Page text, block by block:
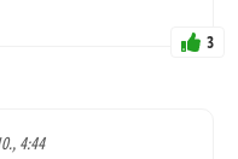
3
4:44